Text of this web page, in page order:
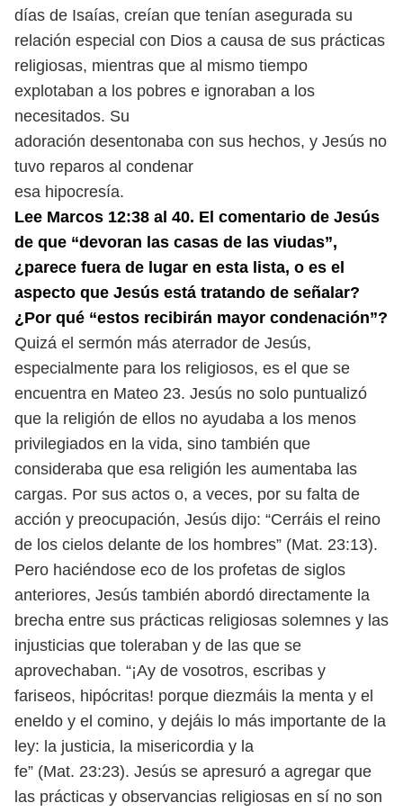
días de Isaías, creían que tenían asegurada su
relación especial con Dios a causa de sus prácticas
religiosas, mientras que al mismo tiempo
explotaban a los pobres e ignoraban a los
necesitados. Su
adoración desentonaba con sus hechos, y Jesús no
tuvo reparos al condenar
esa hipocresía.
Lee Marcos 12:38 al 40. El comentario de Jesús
de que “devoran las casas de las viudas”,
¿parece fuera de lugar en esta lista, o es el
aspecto que Jesús está tratando de señalar?
¿Por qué “estos recibirán mayor condenación”?
Quizá el sermón más aterrador de Jesús,
especialmente para los religiosos, es el que se
encuentra en Mateo 23. Jesús no solo puntualizó
que la religión de ellos no ayudaba a los menos
privilegiados en la vida, sino también que
consideraba que esa religión les aumentaba las
cargas. Por sus actos o, a veces, por su falta de
acción y preocupación, Jesús dijo: “Cerráis el reino
de los cielos delante de los hombres” (Mat. 23:13).
Pero haciéndose eco de los profetas de siglos
anteriores, Jesús también abordó directamente la
brecha entre sus prácticas religiosas solemnes y las
injusticias que toleraban y de las que se
aprovechaban. “¡Ay de vosotros, escribas y
fariseos, hipócritas! porque diezmáis la menta y el
eneldo y el comino, y dejáis lo más importante de la
ley: la justicia, la misericordia y la
fe” (Mat. 23:23). Jesús se apresuró a agregar que
las prácticas y observancias religiosas en sí no son